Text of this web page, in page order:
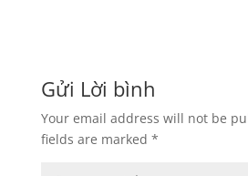
Gửi Lời bình
Your email address will not be
fields are marked *